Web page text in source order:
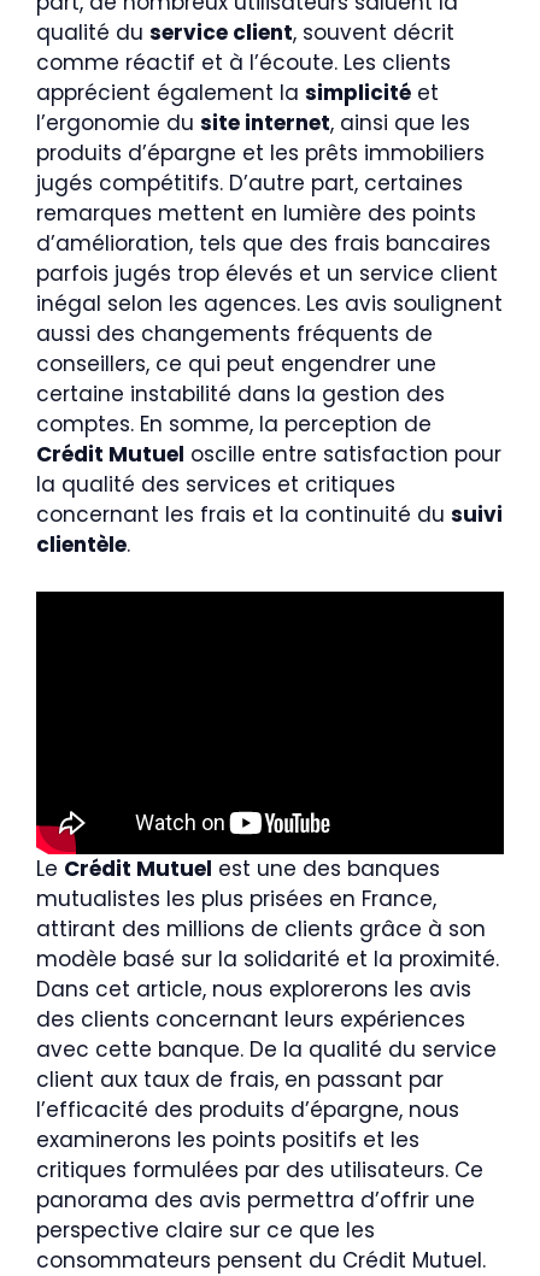
qualité du service client, souvent décrit
comme réactif et à l’écoute. Les clients
apprécient également la simplicité et
l’ergonomie du site internet, ainsi que les
produits d’épargne et les prêts immobiliers
jugés compétitifs. D’autre part, certaines
remarques mettent en lumière des points
d’amélioration, tels que des frais bancaires
parfois jugés trop élevés et un service client
inégal selon les agences. Les avis soulignent
aussi des changements fréquents de
conseillers, ce qui peut engendrer une
certaine instabilité dans la gestion des
comptes. En somme, la perception de
Crédit Mutuel oscille entre satisfaction pour
la qualité des services et critiques
concernant les frais et la continuité du suivi
clientèle.
Le Crédit Mutuel est une des banques
mutualistes les plus prisées en France,
attirant des millions de clients grâce à son
modèle basé sur la solidarité et la proximité.
Dans cet article, nous explorerons les avis
des clients concernant leurs expériences
avec cette banque. De la qualité du service
client aux taux de frais, en passant par
l’efficacité des produits d’épargne, nous
examinerons les points positifs et les
critiques formulées par des utilisateurs. Ce
panorama des avis permettra d’offrir une
perspective claire sur ce que les
consommateurs pensent du Crédit Mutuel.